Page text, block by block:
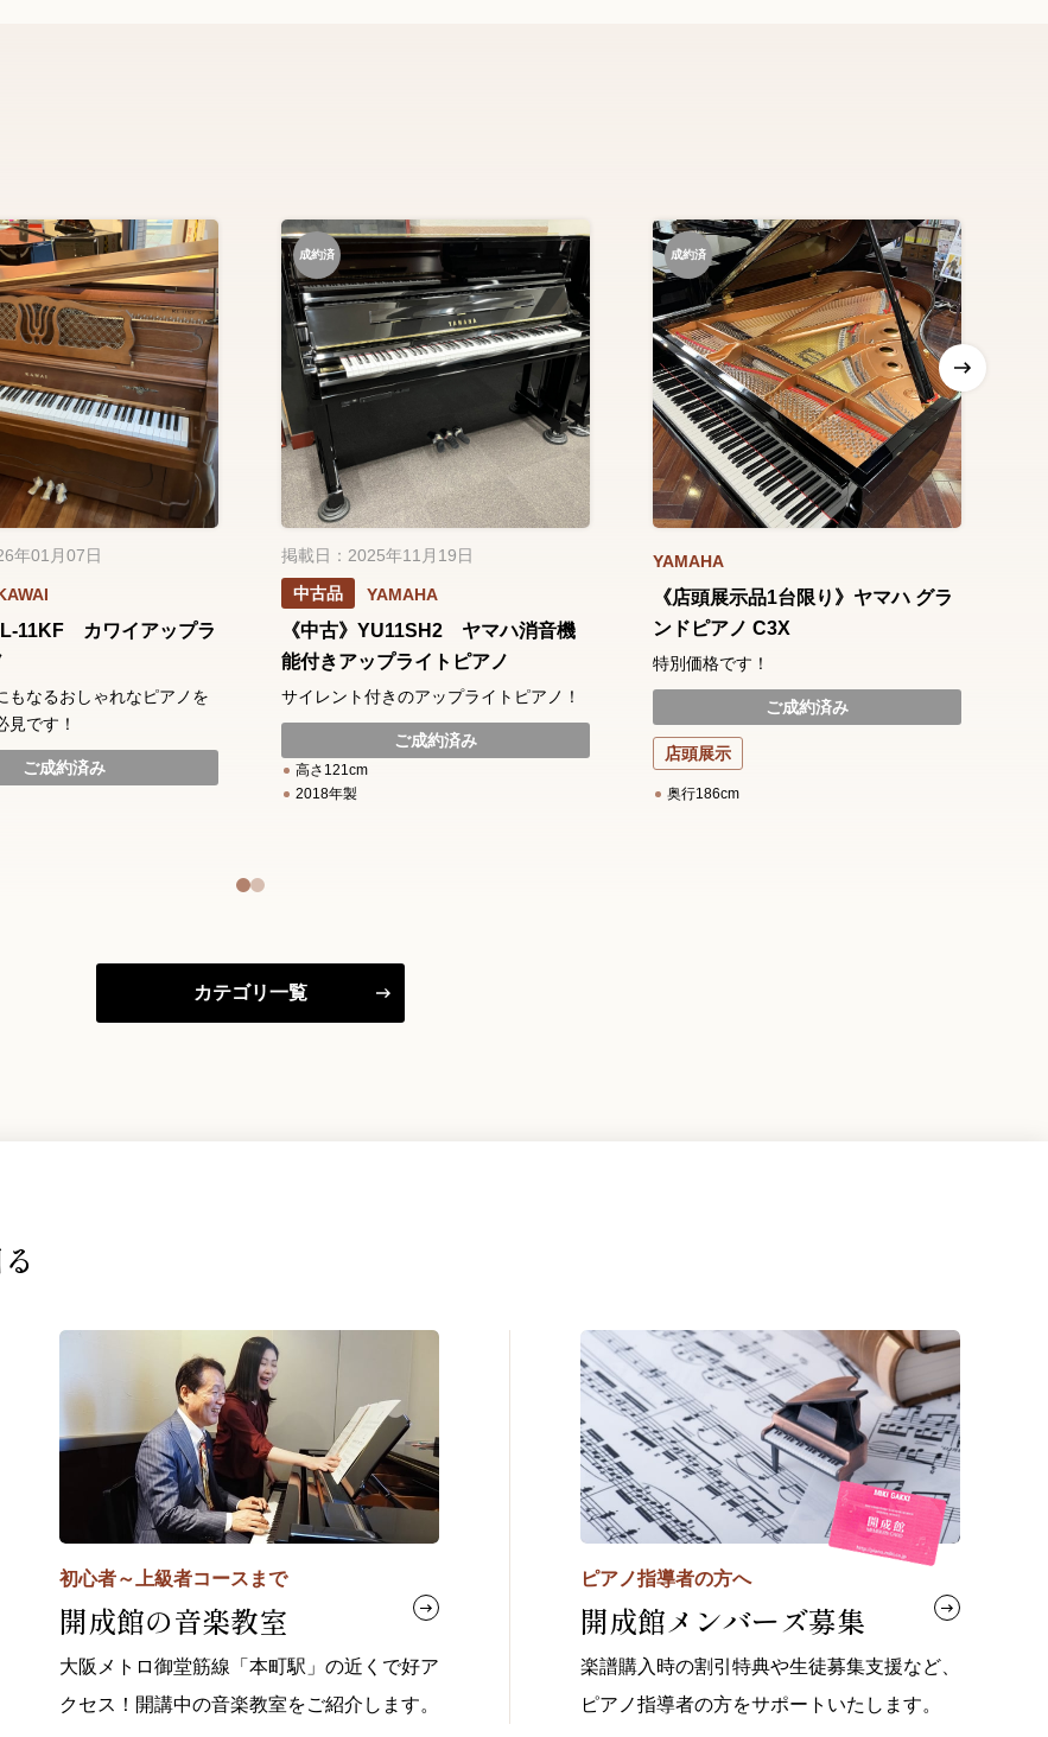
年01月07日
11KF カワイアップラ
もなるおしゃれなピアノを
見です！
ご成約済み
成約済
掲載日：2025年11月19日
中古品
YAMAHA
《中古》YU11SH2 ヤマハ消音機
能付きアップライトピアノ
サイレント付きのアップライトピアノ！
ご成約済み
高さ121cm
2018年製
成約済
YAMAHA
《店頭展示品1台限り》ヤマハ グラ
ンドピアノ C3X
特別価格です！
ご成約済み
店頭展示
奥行186cm
カテゴリ一覧
初心者～上級者コースまで
開成館の音楽教室
大阪メトロ御堂筋線「本町駅」の近くで好ア
クセス！開講中の音楽教室をご紹介します。
ピアノ指導者の方へ
開成館メンバーズ募集
楽譜購入時の割引特典や生徒募集支援など、
ピアノ指導者の方をサポートいたします。